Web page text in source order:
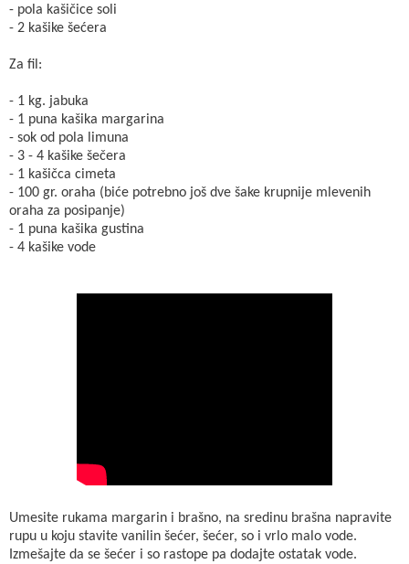
- pola kašičice soli
- 2 kašike šećera
Za fil:
- 1 kg. jabuka
- 1 puna kašika margarina
- sok od pola limuna
- 3 - 4 kašike šečera
- 1 kašičca cimeta
- 100 gr. oraha (biće potrebno još dve šake krupnije mlevenih
oraha za posipanje)
- 1 puna kašika gustina
- 4 kašike vode
Umesite rukama margarin i brašno, na sredinu brašna napravite
rupu u koju stavite vanilin šećer, šećer, so i vrlo malo vode.
Izmešajte da se šećer i so rastope pa dodajte ostatak vode.